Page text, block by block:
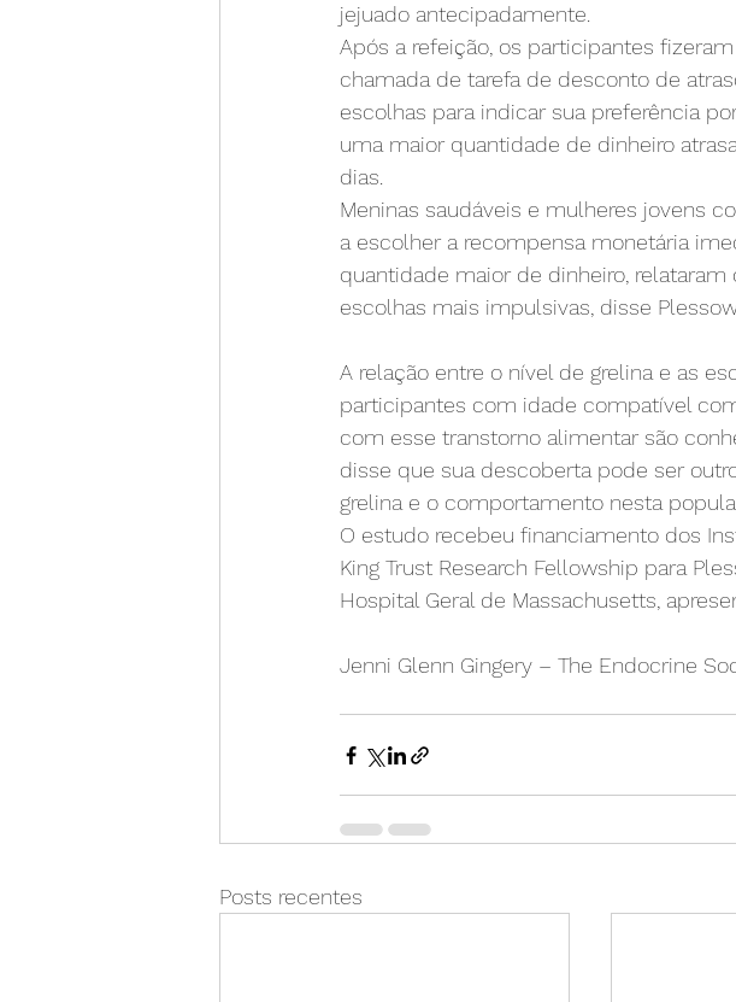
jejuado antecipadamente.
Após a refeição, os participantes
chamada de tarefa de desconto de
escolhas para indicar sua preferência
uma maior quantidade de dinheiro
dias.
Meninas saudáveis e mulheres jovens
a escolher a recompensa monetária
quantidade maior de dinheiro,
escolhas mais impulsivas, disse
A relação entre o nível de grelina e as
participantes com idade compatível
com esse transtorno alimentar são
disse que sua descoberta pode ser
grelina e o comportamento nesta
O estudo recebeu financiamento dos
King Trust Research Fellowship para
Hospital Geral de Massachusetts,
Jenni Glenn Gingery – The Endocrine
Posts recentes